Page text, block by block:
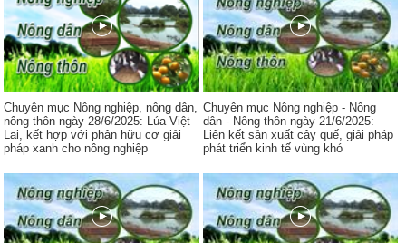
Chuyên mục Nông nghiệp, nông dân,
nông thôn ngày 28/6/2025: Lúa Việt
Lai, kết hợp với phân hữu cơ giải
pháp xanh cho nông nghiệp
Chuyên mục Nông nghiệp - Nông
dân - Nông thôn ngày 21/6/2025:
Liên kết sản xuất cây quế, giải pháp
phát triển kinh tế vùng khó